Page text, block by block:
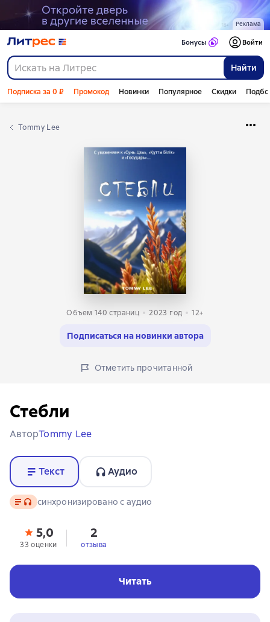
Реклама
Найти
Бонусы Войти
Подписка за 0 ₽ Промокод Новинки Популярное Скидки
Tommy Lee
Объем 140 страниц 2023 год 12+
Подписаться на новинки автора
Отметить прочитанной
Стебли
АвторTommy Lee
Текст Аудио
Текст, доступен аудиоформат
синхронизировано с аудио
5,0
33 оценки
2
отзыва
Читать